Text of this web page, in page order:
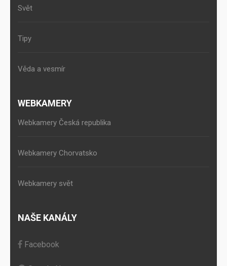
Svět
Tipy
Věda a vesmír
WEBKAMERY
Webkamery Česká republika
Webkamery Chorvatsko
Webkamery svět
NAŠE KANÁLY
Facebook